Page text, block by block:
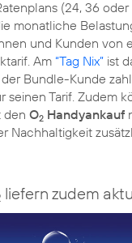
(24, 36 oder
monatliche
und Kunden von
Am “Tag Nix” ist
Bundle-Kunde
seinen Tarif. Zudem
den O2 Handyankauf
Nachhaltigkeit
liefern zudem